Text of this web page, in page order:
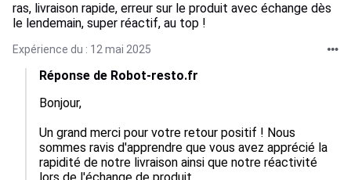
ras, livraison rapide, erreur sur le produit avec échange dès
le lendemain, super réactif, au top !
Expérience du : 12 mai 2025
Réponse de Robot-resto.fr
Bonjour,
Un grand merci pour votre retour positif ! Nous
sommes ravis d'apprendre que vous avez apprécié la
rapidité de notre livraison ainsi que notre réactivité